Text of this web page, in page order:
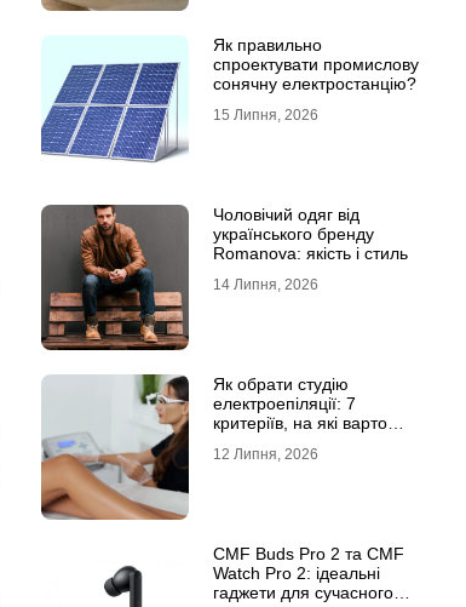
Як правильно
спроектувати промислову
сонячну електростанцію?
15 Липня, 2026
Чоловічий одяг від
українського бренду
Romanova: якість і стиль
14 Липня, 2026
Як обрати студію
електроепіляції: 7
критеріїв, на які варто
12 Липня, 2026
CMF Buds Pro 2 та CMF
Watch Pro 2: ідеальні
гаджети для сучасного